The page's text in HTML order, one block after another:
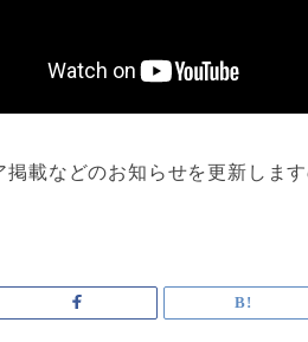
載などのお知らせを更新します